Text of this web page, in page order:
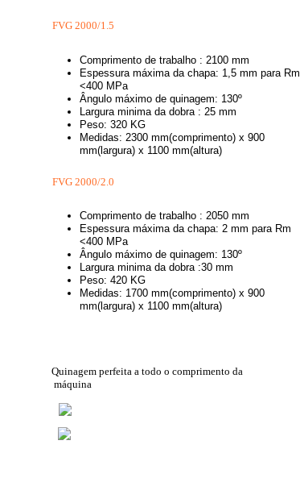
FVG 2000/1.5
Comprimento de trabalho : 2100 mm
Espessura máxima da chapa: 1,5 mm para Rm
<400 MPa
Ângulo máximo de quinagem: 130º
Largura minima da dobra : 25 mm
Peso: 320 KG
Medidas: 2300 mm(comprimento) x 900
mm(largura) x 1100 mm(altura)
FVG 2000/2.0
Comprimento de trabalho : 2050 mm
Espessura máxima da chapa: 2 mm para Rm
<400 MPa
Ângulo máximo de quinagem: 130º
Largura minima da dobra :30 mm
Peso: 420 KG
Medidas: 1700 mm(comprimento) x 900
mm(largura) x 1100 mm(altura)
Quinagem perfeita a todo o comprimento da
máquina